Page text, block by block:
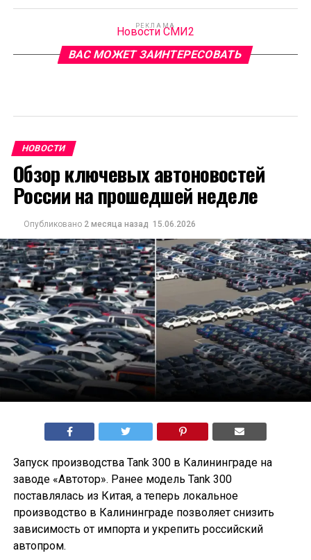
РЕКЛАМА
Новости СМИ2
ВАС МОЖЕТ ЗАИНТЕРЕСОВАТЬ
НОВОСТИ
Обзор ключевых автоновостей
России на прошедшей неделе
Опубликовано 2 месяца назад 15.06.2026
Запуск производства Tank 300 в Калининграде на
заводе «Автотор». Ранее модель Tank 300
поставлялась из Китая, а теперь локальное
производство в Калининграде позволяет снизить
зависимость от импорта и укрепить российский
автопром.